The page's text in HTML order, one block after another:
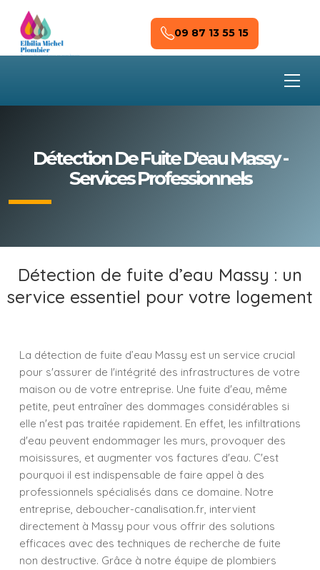
Skip to main content
09 87 13 55 15
Détection De Fuite D'eau Massy -
Services Professionnels
Détection de fuite d’eau Massy : un
service essentiel pour votre logement
La détection de fuite d’eau Massy est un service crucial
pour s'assurer de l'intégrité des infrastructures de votre
maison ou de votre entreprise. Une fuite d'eau, même
petite, peut entraîner des dommages considérables si
elle n'est pas traitée rapidement. En effet, les infiltrations
d'eau peuvent endommager les murs, provoquer des
moisissures, et augmenter vos factures d'eau. C'est
pourquoi il est indispensable de faire appel à des
professionnels spécialisés dans ce domaine. Notre
entreprise, deboucher-canalisation.fr, intervient
directement à Massy pour vous offrir des solutions
efficaces avec des techniques de recherche de fuite
non destructive. Grâce à notre équipe de plombiers